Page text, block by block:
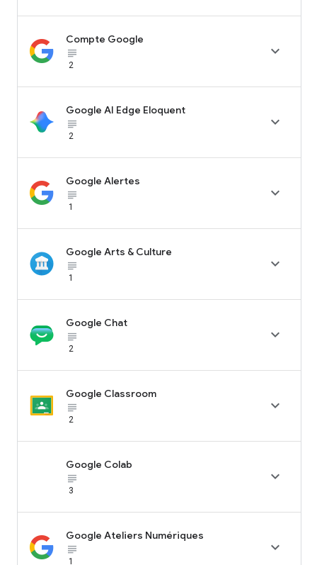
Compte Google
subject_black
2

Google AI Edge Eloquent
subject_black
2

Google Alertes
subject_black
1

Google Arts & Culture
subject_black
1

Google Chat
subject_black
2

Google Classroom
subject_black
2

Google Colab
subject_black
3

Google Ateliers Numériques
subject_black
1
